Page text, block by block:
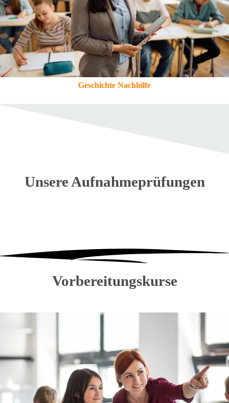
Geschichte Nachhilfe
Unsere Aufnahmeprüfungen
Vorbereitungskurse